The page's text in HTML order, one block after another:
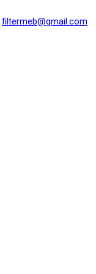
filtermeb@gmail.com